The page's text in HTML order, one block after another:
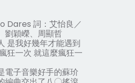
Dares 詞：艾怡良／
劉穎嶸、周顯哲
是我好幾年才能遇到
狂一次 就這麼瘋狂一
子音樂好手的蘇玠